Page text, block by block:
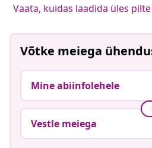
Vaata, kuidas laadida üles pilte
Võtke meiega
Mine abiinfolehele
Vestle meiega